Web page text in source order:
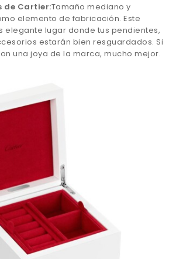
de Cartier:Tamaño mediano y
elemento de fabricación. Este
elegante lugar donde tus pendientes,
estarán bien resguardados. Si
una joya de la marca, mucho mejor.